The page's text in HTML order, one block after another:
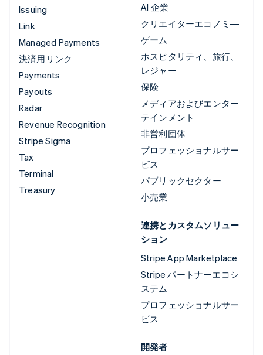
Issuing
Link
Managed Payments
決済用リンク
Payments
Payouts
Radar
Revenue Recognition
Stripe Sigma
Tax
Terminal
Treasury
AI 企業
クリエイターエコノミ―
ゲーム
ホスピタリティ、旅行、
レジャー
保険
メディアおよびエンター
テインメント
非営利団体
プロフェッショナルサー
ビス
パブリックセクター
小売業
連携とカスタムソリュー
ション
Stripe App Marketplace
Stripe パートナーエコシ
ステム
プロフェッショナルサー
ビス
開発者